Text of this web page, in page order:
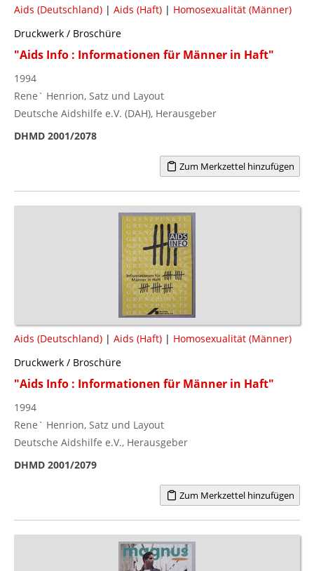
Aids (Deutschland) | Aids (Haft) | Homosexualität (Männer)
Druckwerk / Broschüre
"Aids Info : Informationen für Männer in Haft"
1994
Rene` Henrion, Satz und Layout
Deutsche Aidshilfe e.V. (DAH), Herausgeber
DHMD 2001/2078
Zum Merkzettel hinzufügen
Aids (Deutschland) | Aids (Haft) | Homosexualität (Männer)
Druckwerk / Broschüre
"Aids Info : Informationen für Männer in Haft"
1994
Rene` Henrion, Satz und Layout
Deutsche Aidshilfe e.V., Herausgeber
DHMD 2001/2079
Zum Merkzettel hinzufügen